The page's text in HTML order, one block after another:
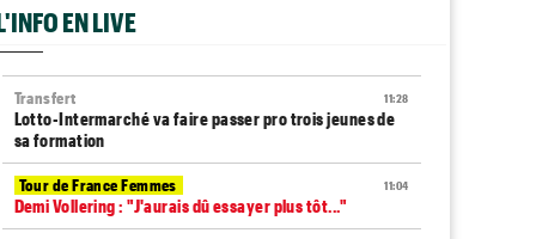
EN LIVE
11:28
Transfert
Lotto-Intermarché va faire passer pro trois jeunes de
sa formation
11:04
Tour de France Femmes
Demi Vollering : "J'aurais dû essayer plus tôt..."